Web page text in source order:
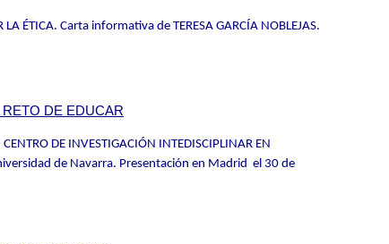
LA ÉTICA. Carta informativa de TERESA GARCÍA NOBLEJAS.
RETO DE EDUCAR
CENTRO DE INVESTIGACIÓN INTEDISCIPLINAR EN
de Navarra. Presentación en Madrid el 30 de